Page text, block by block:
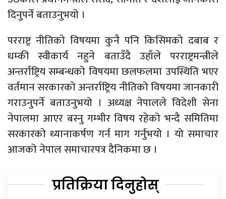
दिनुपर्ने बताउनुभयो ।
परराष्ट्र नीतिको विषयमा कुनै पनि किसिमको दबाब र
धम्की स्वीकार्य नहुने बताउँदै उहाँले परराष्ट्रमन्त्रीले
अन्तर्राष्ट्रिय सम्बन्धको विषयमा छलफलमा उपस्थिति भएर
वर्तमान सरकारको अन्तर्राष्ट्रिय नीतिको विषयमा जानकारी
गराउनुपर्ने बताउनुभयो । अध्यक्ष नेपालले विदेशी सेना
नेपालमा आएर बस्नु गम्भीर विषय रहेको भन्दै समितिमा
सरकारको ध्यानाकर्षण गर्न माग गर्नुभयो । यो समाचार
आजको नेपाल समाचारपत्र दैनिकमा छ ।
प्रतिक्रिया दिनुहोस्